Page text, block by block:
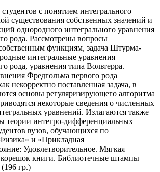
с понятием интегрального
существования собственных значений и
однородного интегрального уравнения
рода. Рассмотрены вопросы
функциям, задача Штурма-
интегральные уравнения
рода, уравнения типа Вольтерра.
Фредгольма первого рода
некорректно поставленная задача, в
основы регуляризирующего алгоритма
некоторые сведения о численных
уравнений. Излагаются также
теории интегро-дифференциальных
вузов, обучающихся по
и «Прикладная
Удовлетворительное. Мягкая
книги. Библиотечные штампы
гр.)